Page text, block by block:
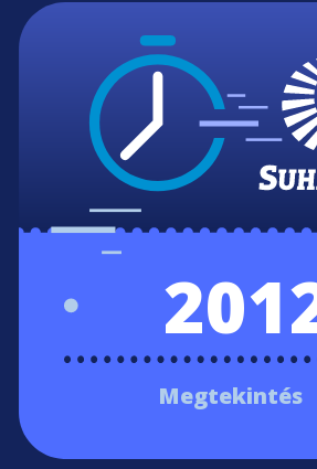
Megtekintés